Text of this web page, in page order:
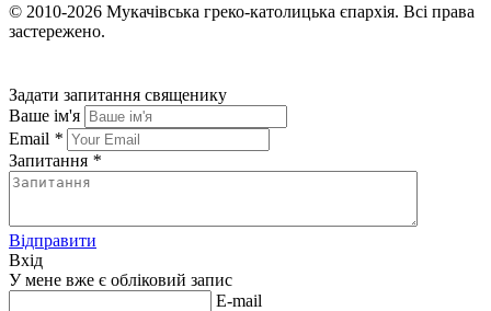
© 2010-2026 Мукачівська греко-католицька єпархія. Всі права
застережено.
Задати запитання священику
Ваше ім'я
Email *
Запитання *
Відправити
Вхід
У мене вже є обліковий запис
E-mail